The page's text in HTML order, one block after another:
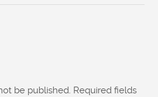
be published. Required fields